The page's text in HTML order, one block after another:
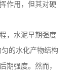
作用，但其对硬
，水泥早期强度
的水化产物结构
期强度。然而，